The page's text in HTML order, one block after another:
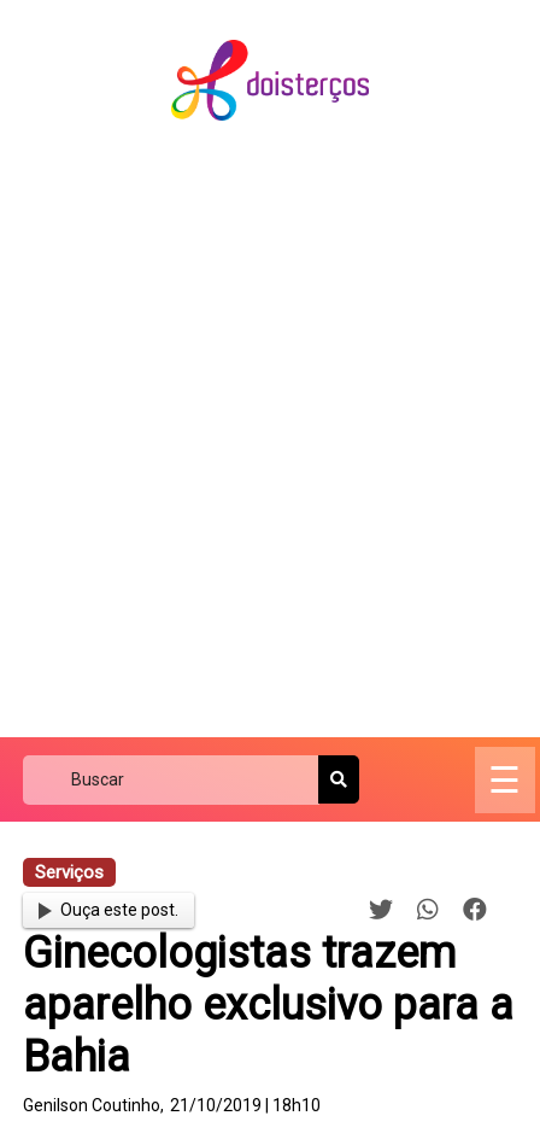
☰
Serviços
Ouça este post.
Ginecologistas trazem
aparelho exclusivo para a
Bahia
Genilson Coutinho, 21/10/2019 | 18h10